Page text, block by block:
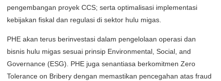
pengembangan proyek CCS; serta optimalisasi implementasi
kebijakan fiskal dan regulasi di sektor hulu migas.
PHE akan terus berinvestasi dalam pengelolaan operasi dan
bisnis hulu migas sesuai prinsip Environmental, Social, and
Governance (ESG). PHE juga senantiasa berkomitmen Zero
Tolerance on Bribery dengan memastikan pencegahan atas fraud